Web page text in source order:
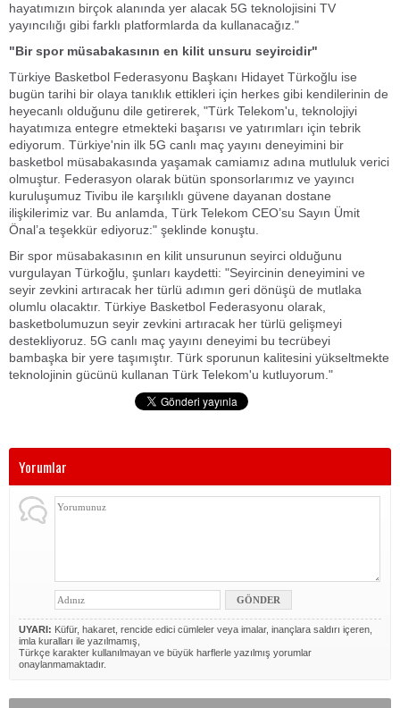
hayatımızın birçok alanında yer alacak 5G teknolojisini TV
yayıncılığı gibi farklı platformlarda da kullanacağız."
"Bir spor müsabakasının en kilit unsuru seyircidir"
Türkiye Basketbol Federasyonu Başkanı Hidayet Türkoğlu ise
bugün tarihi bir olaya tanıklık ettikleri için herkes gibi kendilerinin de
heyecanlı olduğunu dile getirerek, "Türk Telekom'u, teknolojiyi
hayatımıza entegre etmekteki başarısı ve yatırımları için tebrik
ediyorum. Türkiye'nin ilk 5G canlı maç yayını deneyimini bir
basketbol müsabakasında yaşamak camiamız adına mutluluk verici
olmuştur. Federasyon olarak bütün sponsorlarımız ve yayıncı
kuruluşumuz Tivibu ile karşılıklı güvene dayanan dostane
ilişkilerimiz var. Bu anlamda, Türk Telekom CEO’su Sayın Ümit
Önal’a teşekkür ediyoruz:" şeklinde konuştu.
Bir spor müsabakasının en kilit unsurunun seyirci olduğunu
vurgulayan Türkoğlu, şunları kaydetti: "Seyircinin deneyimini ve
seyir zevkini artıracak her türlü adımın geri dönüşü de mutlaka
olumlu olacaktır. Türkiye Basketbol Federasyonu olarak,
basketbolumuzun seyir zevkini artıracak her türlü gelişmeyi
destekliyoruz. 5G canlı maç yayını deneyimi bu tecrübeyi
bambaşka bir yere taşımıştır. Türk sporunun kalitesini yükseltmekte
teknolojinin gücünü kullanan Türk Telekom'u kutluyorum."
Yorumlar
UYARI: Küfür, hakaret, rencide edici cümleler veya imalar, inançlara saldırı içeren,
imla kuralları ile yazılmamış,
Türkçe karakter kullanılmayan ve büyük harflerle yazılmış yorumlar
onaylanmamaktadır.